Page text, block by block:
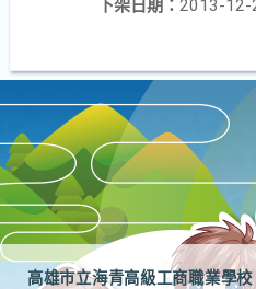
下架日期： 2013-12-
高雄市立海青高級工商職業學校